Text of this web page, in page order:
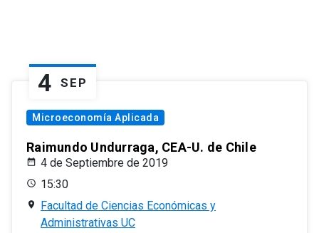
4 SEP
Microeconomía Aplicada
Raimundo Undurraga, CEA-U. de Chile
4 de Septiembre de 2019
15:30
Facultad de Ciencias Económicas y
Administrativas UC